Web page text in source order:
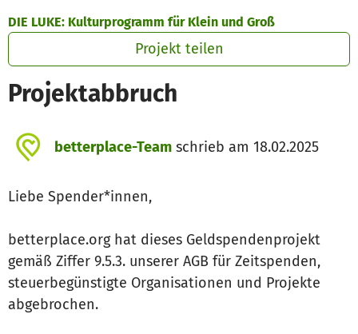
DIE LUKE: Kulturprogramm für Klein und Groß
Projekt teilen
Projektabbruch
betterplace-Team schrieb am 18.02.2025
Liebe Spender*innen,
betterplace.org hat dieses Geldspendenprojekt
gemäß Ziffer 9.5.3. unserer AGB für Zeitspenden,
steuerbegünstigte Organisationen und Projekte
abgebrochen.